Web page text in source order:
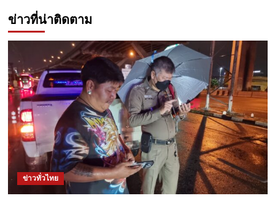
ข่าวที่น่าติดตาม
ข่าวทั่วไทย